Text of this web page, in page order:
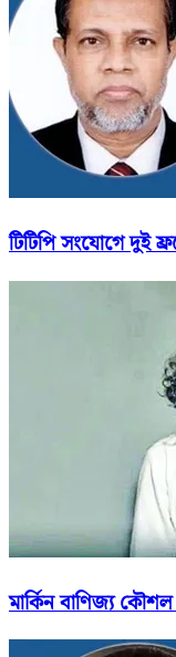
টিটিপি সংযোগে দুই
মার্কিন বাণিজ্য কৌশল